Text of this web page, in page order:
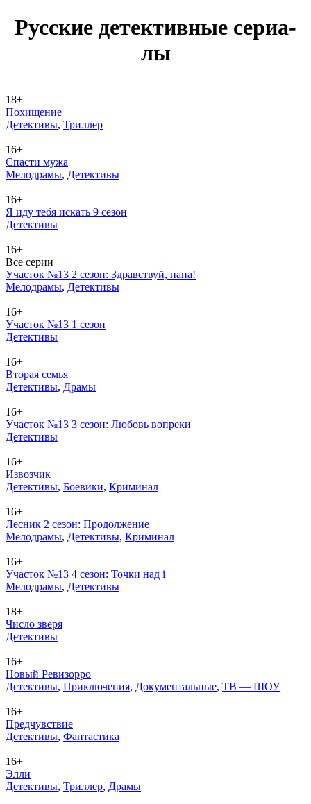
Рус­ские де­тек­тив­ные се­риа­
лы
18+
Похищение
Де­тек­ти­вы, Трил­лер
16+
Спасти мужа
Ме­ло­дра­мы, Де­тек­ти­вы
16+
Я иду тебя искать 9 сезон
Де­тек­ти­вы
16+
Все серии
Участок №13 2 сезон: Здравствуй, папа!
Ме­ло­дра­мы, Де­тек­ти­вы
16+
Участок №13 1 сезон
Де­тек­ти­вы
16+
Вторая семья
Де­тек­ти­вы, Дра­мы
16+
Участок №13 3 сезон: Любовь вопреки
Де­тек­ти­вы
16+
Извозчик
Де­тек­ти­вы, Бое­ви­ки, Кри­ми­нал
16+
Лесник 2 сезон: Продолжение
Ме­ло­дра­мы, Де­тек­ти­вы, Кри­ми­нал
16+
Участок №13 4 сезон: Точки над i
Ме­ло­дра­мы, Де­тек­ти­вы
18+
Число зверя
Де­тек­ти­вы
16+
Новый Ревизорро
Де­тек­ти­вы, При­клю­че­ния, До­ку­мен­таль­ные, ТВ — ШОУ
16+
Предчувствие
Де­тек­ти­вы, Фан­та­сти­ка
16+
Элли
Де­тек­ти­вы, Трил­лер, Дра­мы